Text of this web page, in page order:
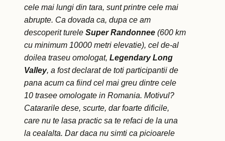
cele mai lungi din tara, sunt printre cele mai
abrupte. Ca dovada ca, dupa ce am
descoperit turele Super Randonnee (600 km
cu minimum 10000 metri elevatie), cel de-al
doilea traseu omologat, Legendary Long
Valley, a fost declarat de toti participantii de
pana acum ca fiind cel mai greu dintre cele
10 trasee omologate in Romania. Motivul?
Catararile dese, scurte, dar foarte dificile,
care nu te lasa practic sa te refaci de la una
la cealalta. Dar daca nu simti ca picioarele